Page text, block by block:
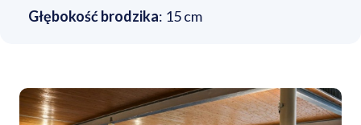
Głębokość brodzika: 15 cm